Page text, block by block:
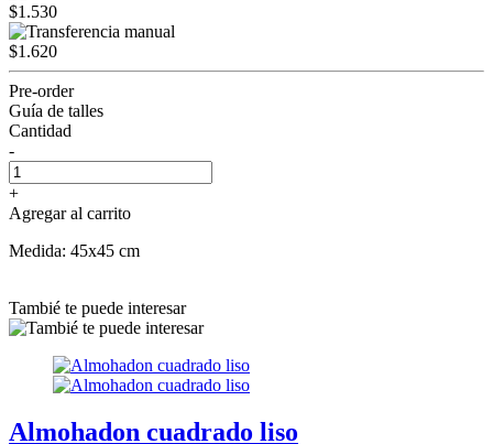
$1.530
$1.620
Pre-order
Guía de talles
Cantidad
-
+
Agregar al carrito
Medida: 45x45 cm
Tambié te puede interesar
Almohadon cuadrado liso